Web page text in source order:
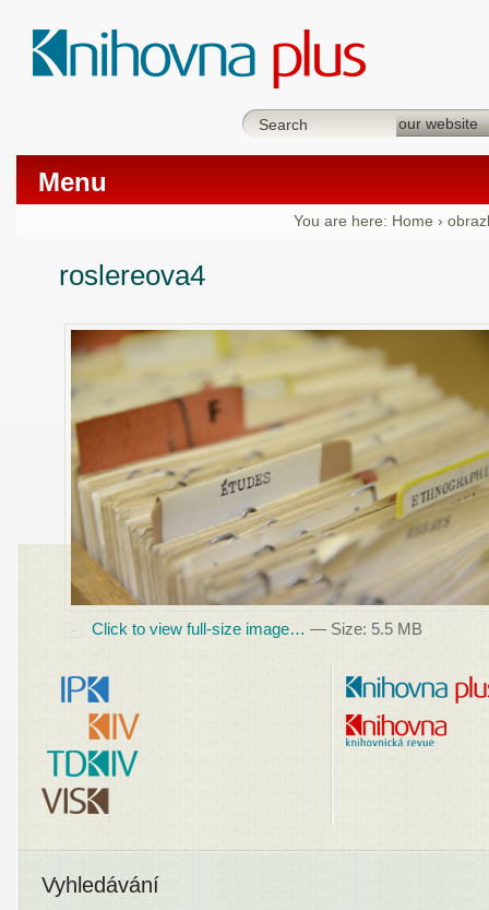
Menu
You are here: Home ›
roslereova4
Click to view full-size image… — Size: 5.5 MB
Vyhledávání